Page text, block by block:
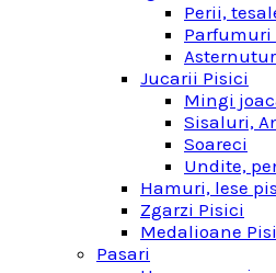
Perii,
Parfumuri
Jucarii Pisici
Mingi
Sisaluri,
Soareci
Undite,
Hamuri, lese
Zgarzi Pisici
Medalioane
Pasari